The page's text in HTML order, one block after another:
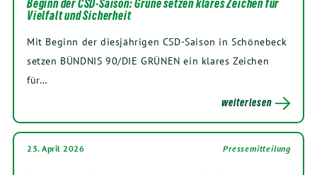
Beginn der CSD-Saison: Grüne setzen klares Zeichen für
Vielfalt und Sicherheit
Mit Beginn der diesjährigen CSD-Saison in Schönebeck
setzen BÜNDNIS 90/DIE GRÜNEN ein klares Zeichen
für…
weiterlesen
23. April 2026 Pressemitteilung